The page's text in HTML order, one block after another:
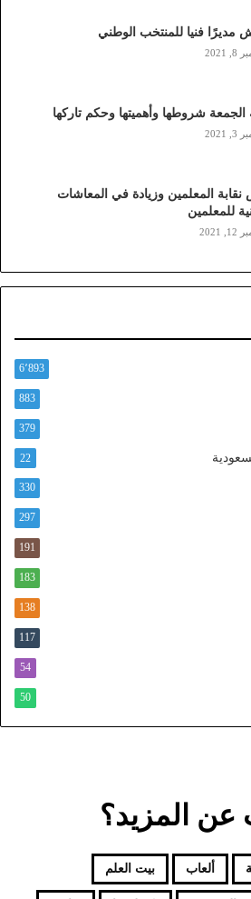
مديرًا فنيا للمنتخب الوطني
شروطها وأهميتها وحكم تاركها
المعلمين وزيادة في المعاشات
للمعلمين
6٬893
883
379
22
330
297
191
183
138
117
54
50
عن المزيد؟
ألعاب بيت العلم